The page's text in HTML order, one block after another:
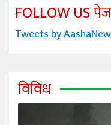
FOLLOW US
Tweets by
विविध